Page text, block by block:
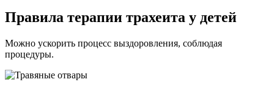
Правила терапии трахеита у детей
Можно ускорить процесс выздоровления, соблюдая
процедуры.